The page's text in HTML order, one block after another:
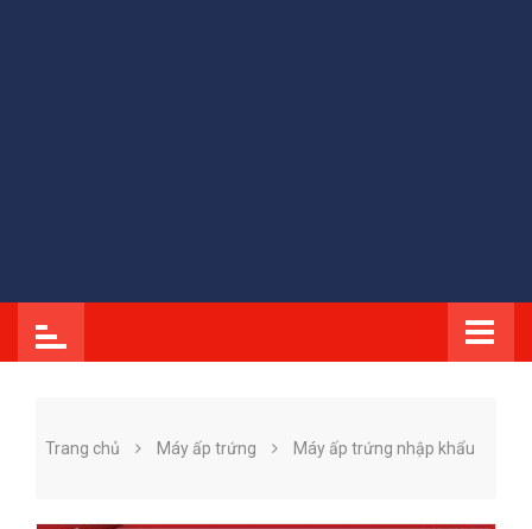
Trang chủ Máy ấp trứng Máy ấp trứng nhập khẩu